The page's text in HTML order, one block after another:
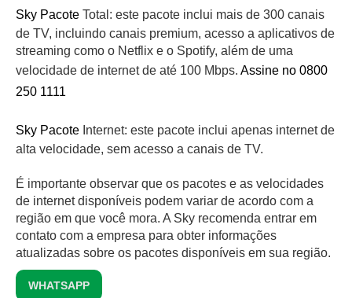
Sky Pacote Total: este pacote inclui mais de 300 canais
de TV, incluindo canais premium, acesso a aplicativos de
streaming como o Netflix e o Spotify, além de uma
velocidade de internet de até 100 Mbps. Assine no 0800
250 1111
Sky Pacote Internet: este pacote inclui apenas internet de
alta velocidade, sem acesso a canais de TV.
É importante observar que os pacotes e as velocidades
de internet disponíveis podem variar de acordo com a
região em que você mora. A Sky recomenda entrar em
contato com a empresa para obter informações
atualizadas sobre os pacotes disponíveis em sua região.
WHATSAPP